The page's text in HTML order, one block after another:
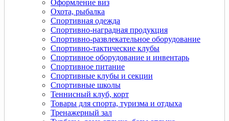
Оформление виз
Охота, рыбалка
Спортивная одежда
Спортивно-наградная продукция
Спортивно-развлекательное оборудование
Спортивно-тактические клубы
Спортивное оборудование и инвентарь
Спортивное питание
Спортивные клубы и секции
Спортивные школы
Теннисный клуб, корт
Товары для спорта, туризма и отдыха
Тренажерный зал